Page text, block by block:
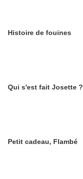
Histoire de fouines
Qui s'est fait Josette ?
Petit cadeau, Flambé